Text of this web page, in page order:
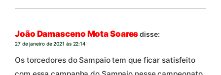
João Damasceno Mota Soaresdisse:
27 de janeiro de 2021 às 22:14
Os torcedores do Sampaio tem que ficar satisfeito